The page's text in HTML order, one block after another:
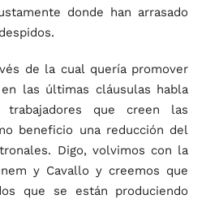
donde han arrasado
de la cual quería promover
las últimas cláusulas habla
trabajadores que creen las
beneficio una reducción del
Digo, volvimos con la
y Cavallo y creemos que
que se están produciendo